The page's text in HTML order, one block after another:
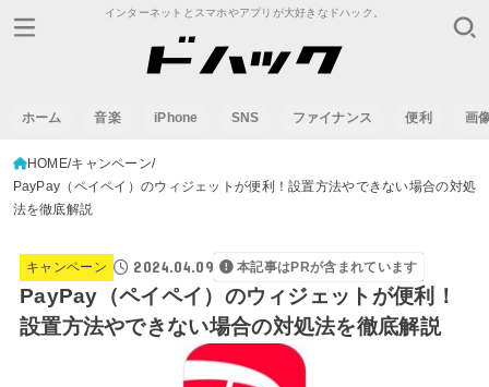
インターネットとスマホやアプリが大好きなドハック。
ホーム 音楽 iPhone SNS ファイナンス 便利 画
HOME キャンペーン
PayPay（ペイペイ）のウィジェットが便利！設置方法やできない場合の対処
法を徹底解説
キャンペーン 2024.04.09 本記事はPRが含まれています
PayPay（ペイペイ）のウィジェットが便利！
設置方法やできない場合の対処法を徹底解説